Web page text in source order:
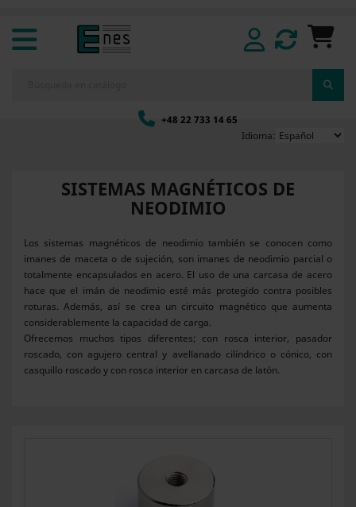
+48 22 733 14 65
Idioma:
SISTEMAS MAGNÉTICOS DE
NEODIMIO
Los sistemas magnéticos de neodimio también se conocen como
imanes de maceta o de sujeción, son imanes de neodimio parcial o
totalmente encapsulados en acero. El uso de una carcasa de acero
hace que el imán de neodimio esté más protegido contra posibles
roturas. Además, así se crea un circuito magnético que aumenta
considerablemente la capacidad de carga.
Ofrecemos muchos tipos diferentes; con rosca interior, pasador
roscado, con agujero central y avellanado cilíndrico o cónico, con
casquillo roscado y con rosca interior en carcasa de latón.